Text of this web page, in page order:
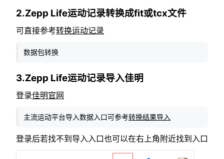
2.Zepp Life运动记录转换成fit或tcx文件
可直接参考转换运动记录
数据包转换
3.Zepp Life运动记录导入佳明
登录佳明官网
主流运动平台导入数据入口可参考转换结果导入
登录后若找不到导入入口也可以在右上角附近找到入口